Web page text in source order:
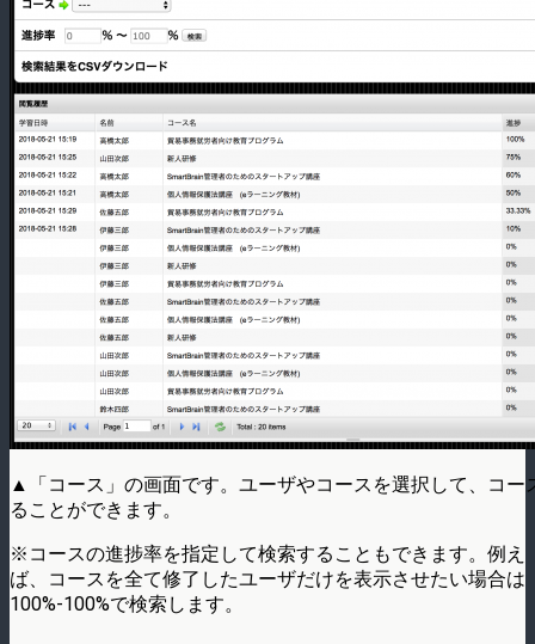
▲「コース」の画面です。ユーザやコースを選択して、コー
ることができます。
※コースの進捗率を指定して検索することもできます。例え
ば、コースを全て修了したユーザだけを表示させたい場合は
100%-100%で検索します。